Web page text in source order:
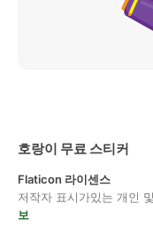
호랑이 무료 스티커
Flaticon 라이센스
저작자 표시가있는 개인
보